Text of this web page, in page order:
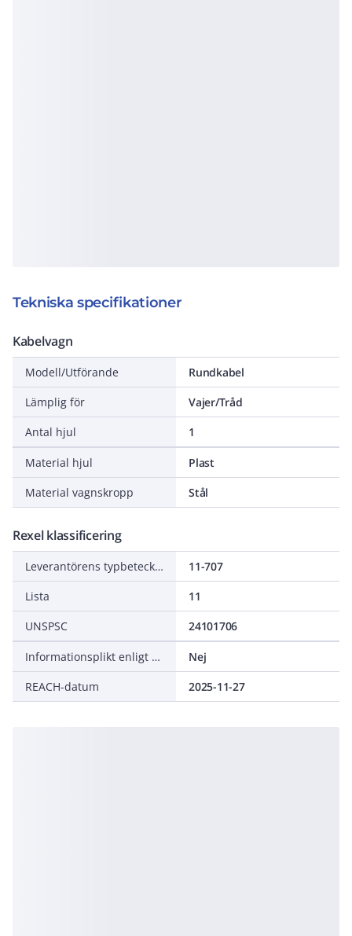
Tekniska specifikationer
Kabelvagn
Modell/Utförande
Rundkabel
Lämplig för
Vajer/Tråd
Antal hjul
1
Material hjul
Plast
Material vagnskropp
Stål
Rexel klassificering
Leverantörens typbeteckning
11-707
Lista
11
UNSPSC
24101706
Informationsplikt enligt REACH
Nej
REACH-datum
2025-11-27